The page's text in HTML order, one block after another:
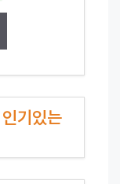
기있는